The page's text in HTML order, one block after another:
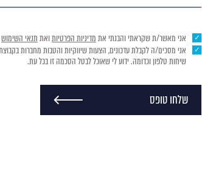
אני מאשר/ת שקראתי והבנתי את מדיניות הפרטיותואת תנאי השימוש
שיחות טלפון וכדומה. ידוע לי שאוכל לבטל הסכמה זו בכל עת.
שלחו טופס